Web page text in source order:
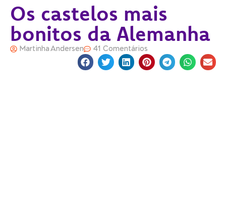
Os castelos mais
bonitos da Alemanha
Martinha Andersen 41 Comentários